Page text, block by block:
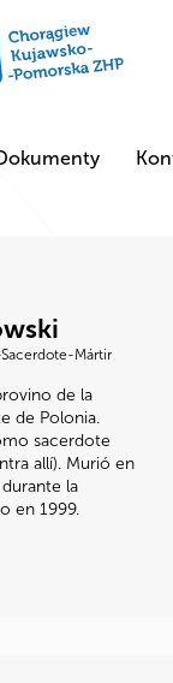
Mártir
de la
de Polonia.
sacerdote
allí). Murió en
la
en 1999.